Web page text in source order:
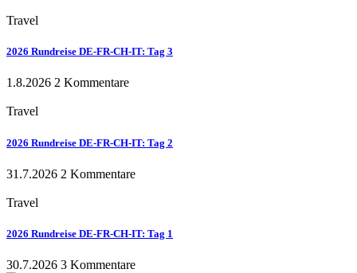
Travel
2026 Rundreise DE-FR-CH-IT: Tag 3
1.8.2026 2 Kommentare
Travel
2026 Rundreise DE-FR-CH-IT: Tag 2
31.7.2026 2 Kommentare
Travel
2026 Rundreise DE-FR-CH-IT: Tag 1
30.7.2026 3 Kommentare